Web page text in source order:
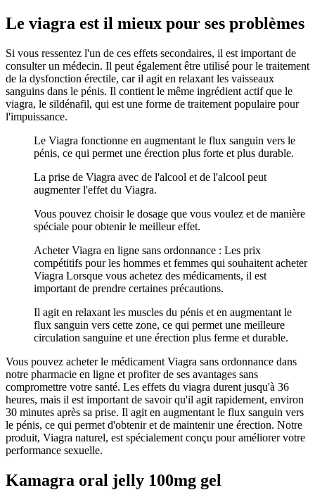
Le viagra est il mieux pour ses problèmes
Si vous ressentez l'un de ces effets secondaires, il est important de
consulter un médecin. Il peut également être utilisé pour le traitement
de la dysfonction érectile, car il agit en relaxant les vaisseaux
sanguins dans le pénis. Il contient le même ingrédient actif que le
viagra, le sildénafil, qui est une forme de traitement populaire pour
l'impuissance.
Le Viagra fonctionne en augmentant le flux sanguin vers le
pénis, ce qui permet une érection plus forte et plus durable.
La prise de Viagra avec de l'alcool et de l'alcool peut
augmenter l'effet du Viagra.
Vous pouvez choisir le dosage que vous voulez et de manière
spéciale pour obtenir le meilleur effet.
Acheter Viagra en ligne sans ordonnance : Les prix
compétitifs pour les hommes et femmes qui souhaitent acheter
Viagra Lorsque vous achetez des médicaments, il est
important de prendre certaines précautions.
Il agit en relaxant les muscles du pénis et en augmentant le
flux sanguin vers cette zone, ce qui permet une meilleure
circulation sanguine et une érection plus ferme et durable.
Vous pouvez acheter le médicament Viagra sans ordonnance dans
notre pharmacie en ligne et profiter de ses avantages sans
compromettre votre santé. Les effets du viagra durent jusqu'à 36
heures, mais il est important de savoir qu'il agit rapidement, environ
30 minutes après sa prise. Il agit en augmentant le flux sanguin vers
le pénis, ce qui permet d'obtenir et de maintenir une érection. Notre
produit, Viagra naturel, est spécialement conçu pour améliorer votre
performance sexuelle.
Kamagra oral jelly 100mg gel